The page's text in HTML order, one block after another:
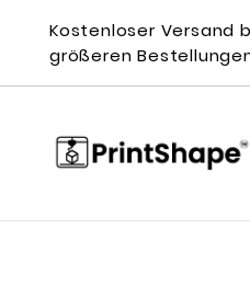
Kostenloser Versand
größeren